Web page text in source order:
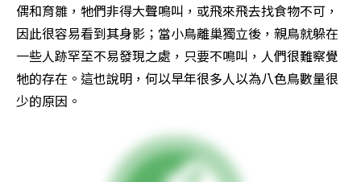
偶和育雛，牠們非得大聲鳴叫，或飛來飛去找食物不可，
因此很容易看到其身影；當小鳥離巢獨立後，親鳥就躲在
一些人跡罕至不易發現之處，只要不鳴叫，人們很難察覺
牠的存在。這也說明，何以早年很多人以為八色鳥數量很
少的原因。